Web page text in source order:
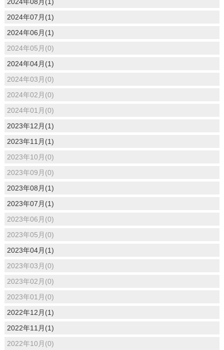
2024年08月(1)
2024年07月(1)
2024年06月(1)
2024年05月(0)
2024年04月(1)
2024年03月(0)
2024年02月(0)
2024年01月(0)
2023年12月(1)
2023年11月(1)
2023年10月(0)
2023年09月(0)
2023年08月(1)
2023年07月(1)
2023年06月(0)
2023年05月(0)
2023年04月(1)
2023年03月(0)
2023年02月(0)
2023年01月(0)
2022年12月(1)
2022年11月(1)
2022年10月(0)